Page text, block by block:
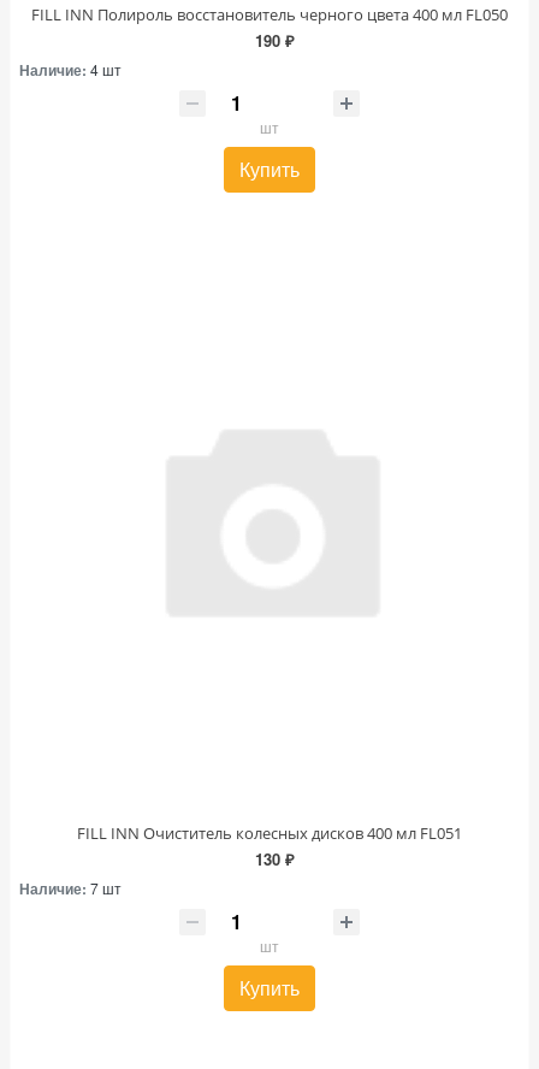
FILL INN Полироль восстановитель черного цвета 400 мл FL050
190 ₽
Наличие: 4 шт
шт
Купить
FILL INN Очиститель колесных дисков 400 мл FL051
130 ₽
Наличие: 7 шт
шт
Купить